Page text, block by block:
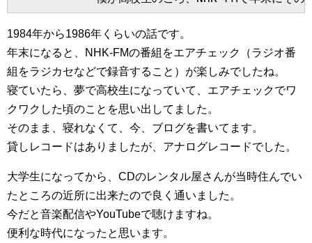
1984年から1986年くらいの話です。
年末になると、NHK-FMの番組をエアチェック（ラジオ番
組をラジカセなどで録音すること）が楽しみでしたね。
寝ていたら、夢で高校生になっていて、エアチェックでワ
クワクした頃のことを思い出してました。
そのまま、寝れなくて、今、ブログを書いてます。
貸しレコードはありましたが、アナログレコードでした。
大学生になってから、CDのレンタル屋さんが当時住んでい
たところの近所に出来たので良く通いました。
今だと音楽配信やYouTubeで聴けますね。
便利な時代になったと思います。